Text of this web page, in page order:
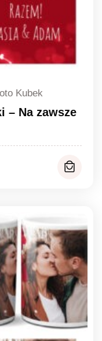
Kubek
– Na zawsze